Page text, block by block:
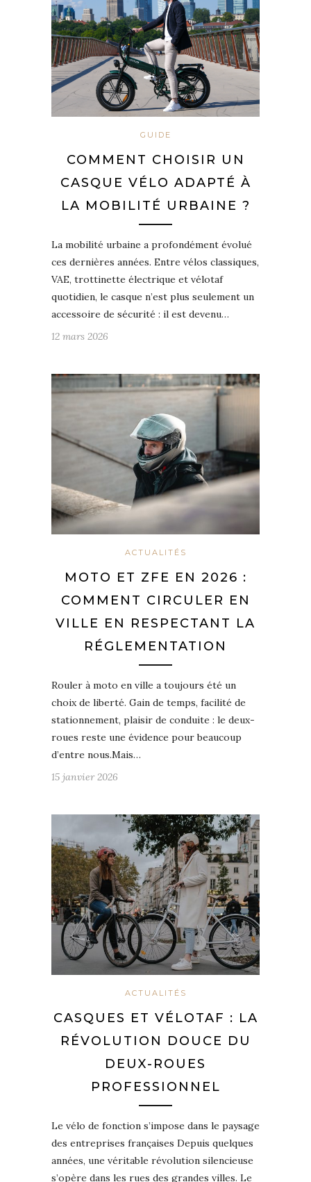
GUIDE
COMMENT CHOISIR UN
CASQUE VÉLO ADAPTÉ À
LA MOBILITÉ URBAINE ?
La mobilité urbaine a profondément évolué
ces dernières années. Entre vélos classiques,
VAE, trottinette électrique et vélotaf
quotidien, le casque n’est plus seulement un
accessoire de sécurité : il est devenu…
12 mars 2026
ACTUALITÉS
MOTO ET ZFE EN 2026 :
COMMENT CIRCULER EN
VILLE EN RESPECTANT LA
RÉGLEMENTATION
Rouler à moto en ville a toujours été un
choix de liberté. Gain de temps, facilité de
stationnement, plaisir de conduite : le deux-
roues reste une évidence pour beaucoup
d’entre nous.Mais…
15 janvier 2026
ACTUALITÉS
CASQUES ET VÉLOTAF : LA
RÉVOLUTION DOUCE DU
DEUX-ROUES
PROFESSIONNEL
Le vélo de fonction s’impose dans le paysage
des entreprises françaises Depuis quelques
années, une véritable révolution silencieuse
s’opère dans les rues des grandes villes. Le